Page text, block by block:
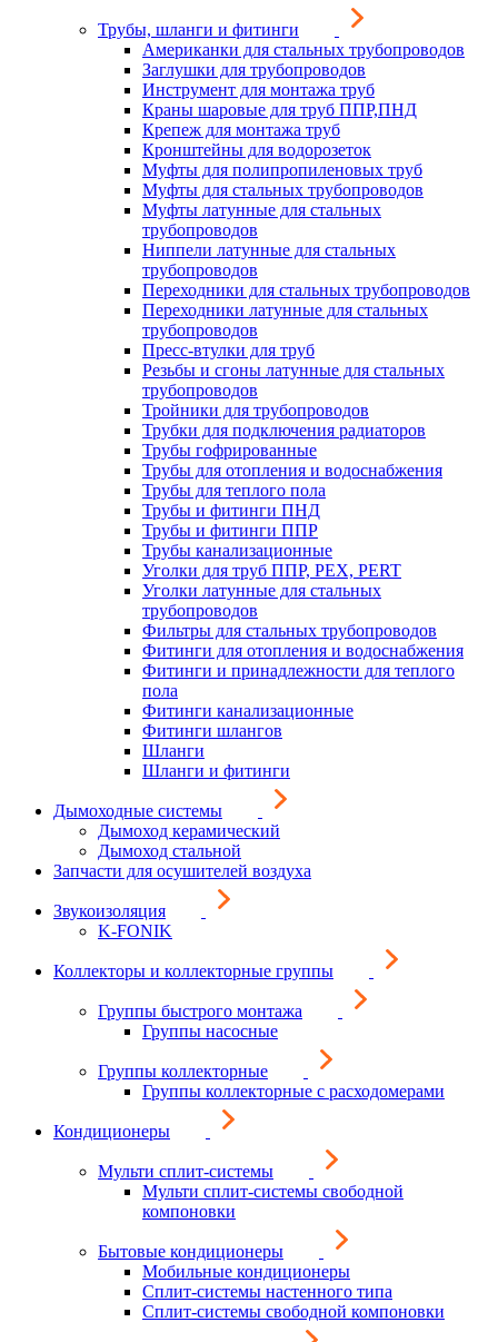
Трубы, шланги и фитинги
Американки для стальных трубопроводов
Заглушки для трубопроводов
Инструмент для монтажа труб
Краны шаровые для труб ППР,ПНД
Крепеж для монтажа труб
Кронштейны для водорозеток
Муфты для полипропиленовых труб
Муфты для стальных трубопроводов
Муфты латунные для стальных
трубопроводов
Ниппели латунные для стальных
трубопроводов
Переходники для стальных трубопроводов
Переходники латунные для стальных
трубопроводов
Пресс-втулки для труб
Резьбы и сгоны латунные для стальных
трубопроводов
Тройники для трубопроводов
Трубки для подключения радиаторов
Трубы гофрированные
Трубы для отопления и водоснабжения
Трубы для теплого пола
Трубы и фитинги ПНД
Трубы и фитинги ППР
Трубы канализационные
Уголки для труб ППР, PEX, PERT
Уголки латунные для стальных
трубопроводов
Фильтры для стальных трубопроводов
Фитинги для отопления и водоснабжения
Фитинги и принадлежности для теплого
пола
Фитинги канализационные
Фитинги шлангов
Шланги
Шланги и фитинги
Дымоходные системы
Дымоход керамический
Дымоход стальной
Запчасти для осушителей воздуха
Звукоизоляция
K-FONIK
Коллекторы и коллекторные группы
Группы быстрого монтажа
Группы насосные
Группы коллекторные
Группы коллекторные с расходомерами
Кондиционеры
Мульти сплит-системы
Мульти сплит-системы свободной
компоновки
Бытовые кондиционеры
Мобильные кондиционеры
Сплит-системы настенного типа
Сплит-системы свободной компоновки